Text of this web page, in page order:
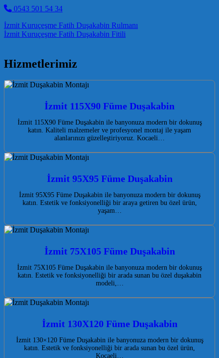
0543 501 54 34
Post navigation
İzmit Kuruçeşme Fatih Duşakabin Rulmanı
İzmit Kuruçeşme Fatih Duşakabin Fitili
Hizmetlerimiz
İzmit 115X90 Füme Duşakabin
İzmit 115X90 Füme Duşakabin ile banyonuza modern bir dokunuş
katın. Kaliteli malzemeler ve profesyonel montaj ile yaşam
alanlarınızı güzelleştiriyoruz. Kocaeli…
İzmit 95X95 Füme Duşakabin
İzmit 95X95 Füme Duşakabin ile banyonuza modern bir dokunuş
katın. Estetik ve fonksiyonelliği bir araya getiren bu özel ürün,
yaşam…
İzmit 75X105 Füme Duşakabin
İzmit 75X105 Füme Duşakabin ile banyonuza modern bir dokunuş
katın. Estetik ve fonksiyonelliği bir arada sunan bu özel duşakabin
modeli,…
İzmit 130X120 Füme Duşakabin
İzmit 130×120 Füme Duşakabin ile banyonuza modern bir dokunuş
katın. Estetik ve fonksiyonelliği bir arada sunan bu özel ürün,
Kocaeli…